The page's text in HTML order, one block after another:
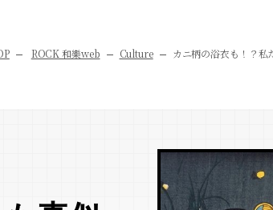
ROCK 和樂web Culture カニ柄の浴衣も！？私